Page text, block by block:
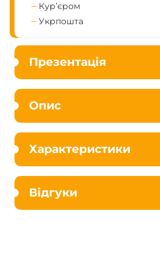
Кур’єром
Укрпошта
Презентація
Опис
Характеристики
Відгуки